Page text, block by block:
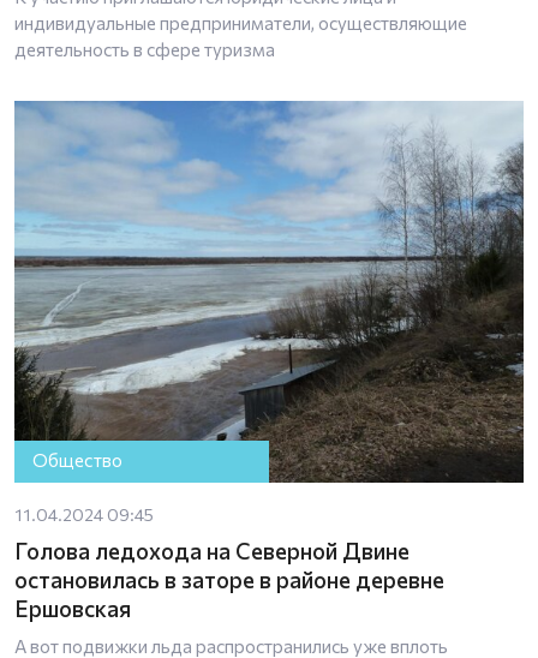
индивидуальные предприниматели, осуществляющие
деятельность в сфере туризма
Общество
11.04.2024 09:45
Голова ледохода на Северной Двине
остановилась в заторе в районе деревне
Ершовская
А вот подвижки льда распространились уже вплоть